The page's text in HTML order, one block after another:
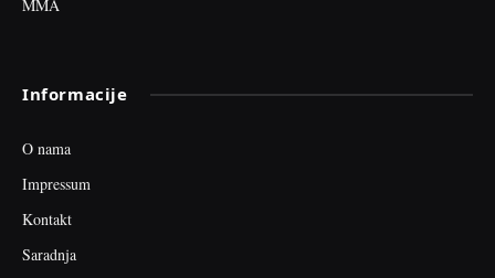
MMA
Informacije
O nama
Impressum
Kontakt
Saradnja